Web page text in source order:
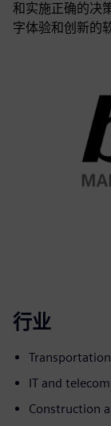
和实施正确的决
字体验和创新的
行业
Transportation
IT and
Construction